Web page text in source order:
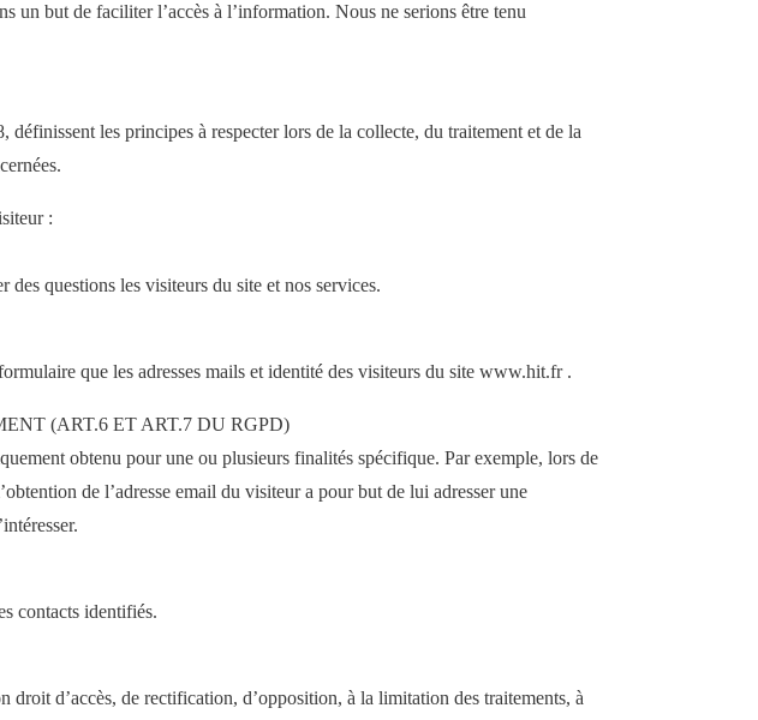
un but de faciliter l’accès à l’information. Nous ne serions être tenu
les principes à respecter lors de la collecte, du traitement et de la
:
questions les visiteurs du site et nos services.
que les adresses mails et identité des visiteurs du site www.hit.fr .
(ART.6 ET ART.7 DU RGPD)
obtenu pour une ou plusieurs finalités spécifique. Par exemple, lors de
de l’adresse email du visiteur a pour but de lui adresser une
contacts identifiés.
d’accès, de rectification, d’opposition, à la limitation des traitements, à